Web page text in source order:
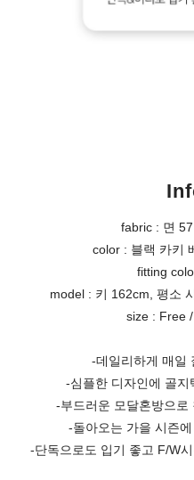
fabric : 면
color : 블랙 카키
fitting
model : 키 162cm, 평소
size : Free
-데일리하게 매일
-심플한 디자인에 골지
-부드러운 모달혼방으로
-돌아오는 가을 시즌
-단독으로도 입기 좋고 F/W